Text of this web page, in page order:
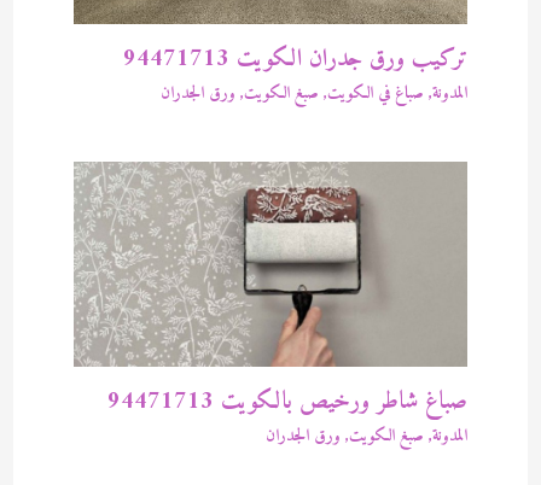
تركيب ورق جدران الكويت 94471713
المدونة, صباغ في الكويت, صبغ الكويت, ورق الجدران
صباغ شاطر ورخيص بالكويت 94471713
المدونة, صبغ الكويت, ورق الجدران